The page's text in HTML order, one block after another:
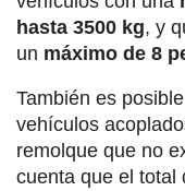
hasta 3500 kg, y
un máximo de 8
También es
vehículos
remolque que no
cuenta que el total